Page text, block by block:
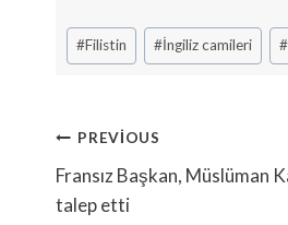
Post
Tags:
#Filistin #İngiliz camileri #
Yazı
Gezinmesi
PREVIOUS
Fransız Başkan, Müslüman
talep etti